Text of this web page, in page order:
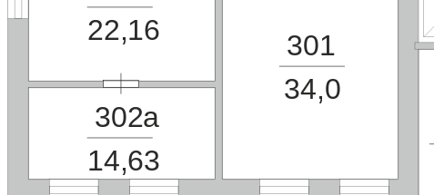
34,0
301
302а
22,16
14,63